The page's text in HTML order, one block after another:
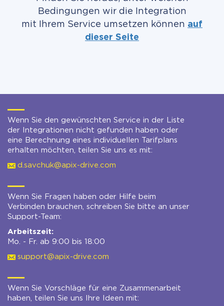
Bedingungen wir die Integration
mit Ihrem Service umsetzen können auf
dieser Seite
Wenn Sie den gewünschten Service in der Liste
der Integrationen nicht gefunden haben oder
eine Berechnung eines individuellen Tarifplans
erhalten möchten, teilen Sie uns es mit:
d.savchuk@apix-drive.com
Wenn Sie Fragen haben oder Hilfe beim
Verbinden brauchen, schreiben Sie bitte an unser
Support-Team:
Arbeitszeit:
Mo. - Fr. ab 9:00 bis 18:00
support@apix-drive.com
Wenn Sie Vorschläge für eine Zusammenarbeit
haben, teilen Sie uns Ihre Ideen mit: